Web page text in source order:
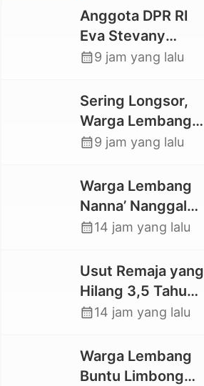
Anggota DPR RI
Eva Stevany
Rataba Salurkan
Warga Terdampak
Longsor di Buntu
Pepasan
calendar_month9 jam yang lalu
Sering Longsor,
Warga Lembang
Gasing Swadaya
Deker dan Talut
Jalan
Penghubung
calendar_month9 jam yang lalu
Warga Lembang
Nanna’ Nanggala,
Swadaya Cor
Jembatan
calendar_month14 jam yang lalu
Usut Remaja yang
Hilang 3,5 Tahun
Lalu, Polres Toraja
Datangi TKP
calendar_month14 jam yang lalu
Warga Lembang
Buntu Limbong